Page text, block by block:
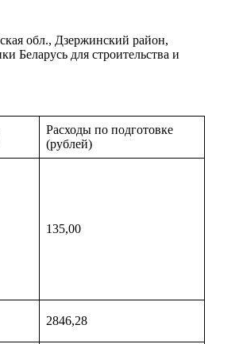
обл., Дзержинский район,
Беларусь для строительства и
Расходы по подготовке
(рублей)
135,00
2846,28